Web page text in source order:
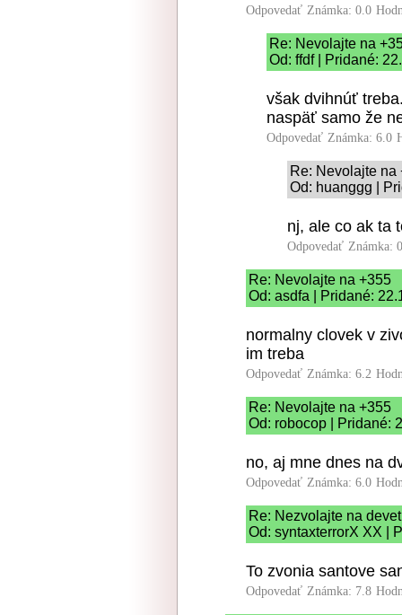
Odpovedať Známka: 0.0
Re: Nevolajte na
Od: ffdf | Pridané:
však dvihnúť
naspäť samo že
Odpovedať Známka: 6.0
Re: Nevolajte na
Od: huanggg |
nj, ale co ak ta
Odpovedať Známka:
Re: Nevolajte na +355
Od: asdfa | Pridané:
normalny clovek v
im treba
Odpovedať Známka: 6.2
Re: Nevolajte na +355
Od: robocop | Pridané:
no, aj mne dnes na
Odpovedať Známka: 6.0
Re: Nezvolajte na devet
Od: syntaxterrorX XX |
To zvonia santove
Odpovedať Známka: 7.8